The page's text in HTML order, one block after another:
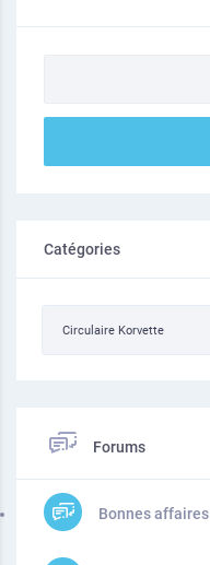
Catégories
Forums
Bonnes affaires